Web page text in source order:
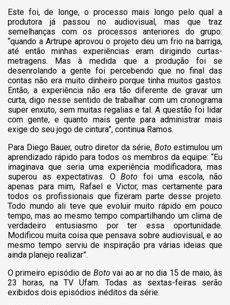
Este foi, de longe, o processo mais longo pelo qual a
produtora já passou no audiovisual, mas que traz
semelhanças com os processos anteriores do grupo:
“quando a Artrupe aprovou o projeto deu um frio na barriga,
até então minhas experiências eram dirigindo curtas-
metragens. Mas à medida que a produção foi se
desenrolando a gente foi percebendo que no final das
contas não era muito dinheiro porque tinha muitos gastos.
Então, a experiência não era tão diferente de gravar um
curta, digo nesse sentido de trabalhar com um cronograma
super enxuto, sem muitas regalias e tal. A questão foi lidar
com gente, e quanto mais gente para administrar mais
exige do seu jogo de cintura”, continua Ramos.
Para Diego Bauer, outro diretor da série, Boto estimulou um
aprendizado rápido para todos os membros da equipe: “Eu
imaginava que seria uma experiência modificadora, mas
superou as expectativas. O Boto foi uma escola, não
apenas para mim, Rafael e Victor, mas certamente para
todos os profissionais que fizeram parte desse projeto.
Todo mundo ali teve que evoluir muito rápido em pouco
tempo, mas ao mesmo tempo compartilhando um clima de
verdadeiro entusiasmo por ter essa oportunidade.
Modificou muita coisa que pensava sobre audiovisual, e ao
mesmo tempo serviu de inspiração pra várias ideias que
ainda planejo realizar”.
O primeiro episódio de Boto vai ao ar no dia 15 de maio, às
23 horas, na TV Ufam. Todas as sextas-feiras serão
exibidos dois episódios inéditos da série.